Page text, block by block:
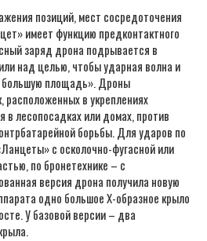
позиций, мест сосредоточения
имеет функцию предконтактного
заряд дрона подрывается в
над целью, чтобы ударная волна и
большую площадь». Дроны
расположенных в укреплениях
в лесопосадках или домах, против
борьбы. Для ударов по
с осколочно-фугасной или
по бронетехнике – с
версия дрона получила новую
одно большое X-образное крыло
У базовой версии – два